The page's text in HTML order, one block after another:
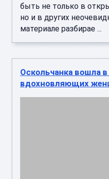
быть не только в
но и в других
материале разбирае ...
Оскольчанка вошла в
вдохновляющих